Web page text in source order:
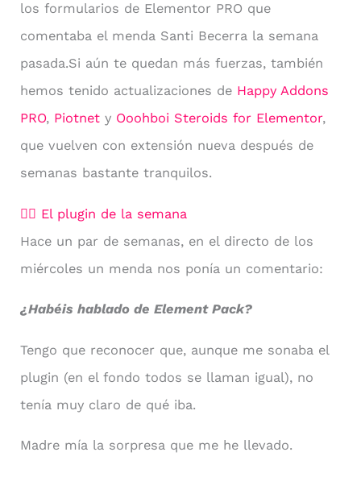
los formularios de Elementor PRO que
comentaba el menda Santi Becerra la semana
pasada.Si aún te quedan más fuerzas, también
hemos tenido actualizaciones de Happy Addons
PRO, Piotnet y Ooohboi Steroids for Elementor,
que vuelven con extensión nueva después de
semanas bastante tranquilos.
🧙‍♂️ El plugin de la semana
Hace un par de semanas, en el directo de los
miércoles un menda nos ponía un comentario:
¿Habéis hablado de Element Pack?
Tengo que reconocer que, aunque me sonaba el
plugin (en el fondo todos se llaman igual), no
tenía muy claro de qué iba.
Madre mía la sorpresa que me he llevado.